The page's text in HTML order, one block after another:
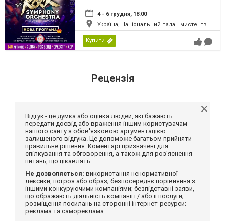
4 - 6 грудня, 18:00
Україна, Національний палац мистецтв
Купити
Рецензія
Відгук - це думка або оцінка людей, які бажають
передати досвід або враження іншим користувачам
нашого сайту з обов'язковою аргументацією
залишеного відгука. Це допоможе багатьом прийняти
правильне рішення. Коментарі призначені для
спілкування та обговорення, а також для роз'яснення
питань, що цікавлять.
Не дозволяється: використання ненормативної
лексики, погроз або образ; безпосереднє порівняння з
іншими конкуруючими компаніями; безпідставні заяви,
що ображають діяльність компанії і / або її послуги;
розміщення посилань на сторонні інтернет-ресурси;
реклама та самореклама.